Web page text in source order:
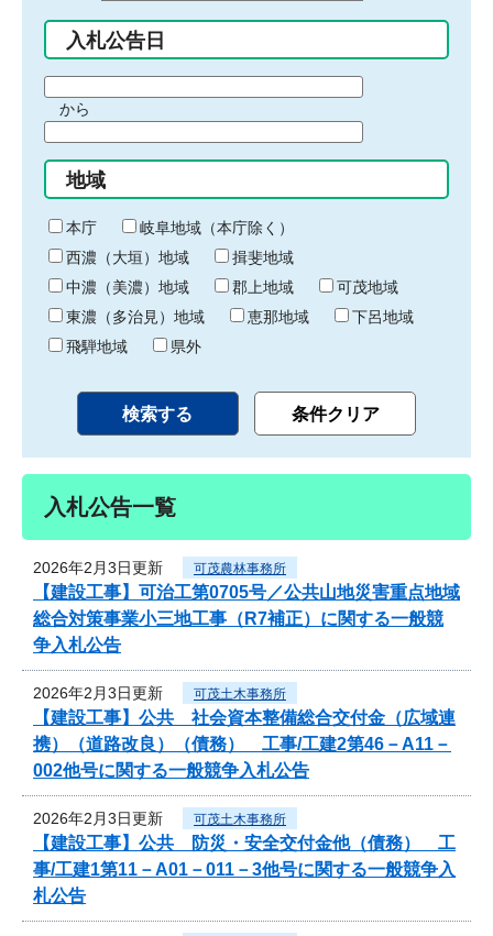
入札公告日
間
始
り
から
間
終
わ
り
地域
本庁
岐阜地域（本庁除く）
西濃（大垣）地域
揖斐地域
中濃（美濃）地域
郡上地域
可茂地域
東濃（多治見）地域
恵那地域
下呂地域
飛騨地域
県外
入札公告一覧
2026年2月3日更新 可茂農林事務所
【建設工事】可治工第0705号／公共山地災害重点地域
総合対策事業小三地工事（R7補正）に関する一般競
争入札公告
2026年2月3日更新 可茂土木事務所
【建設工事】公共 社会資本整備総合交付金（広域連
携）（道路改良）（債務） 工事/工建2第46－A11－
002他号に関する一般競争入札公告
2026年2月3日更新 可茂土木事務所
【建設工事】公共 防災・安全交付金他（債務） 工
事/工建1第11－A01－011－3他号に関する一般競争入
札公告